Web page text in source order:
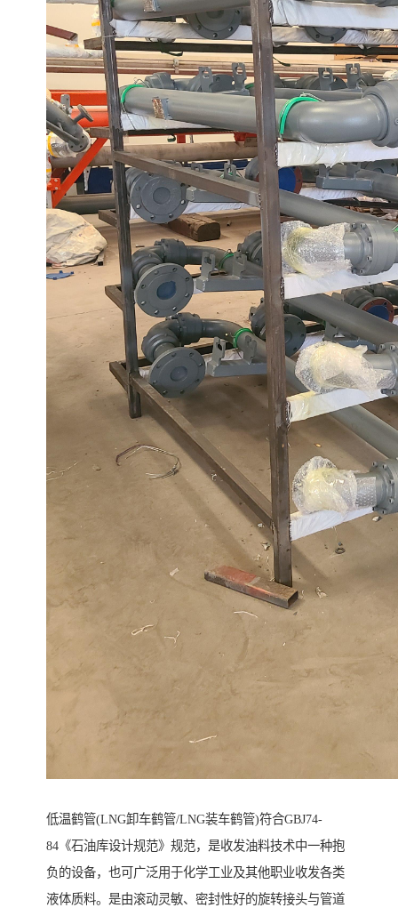
低温鹤管(LNG卸车鹤管/LNG装车鹤管)符合GBJ74-
84《石油库设计规范》规范，是收发油料技术中一种抱
负的设备，也可广泛用于化学工业及其他职业收发各类
液体质料。是由滚动灵敏、密封性好的旋转接头与管道